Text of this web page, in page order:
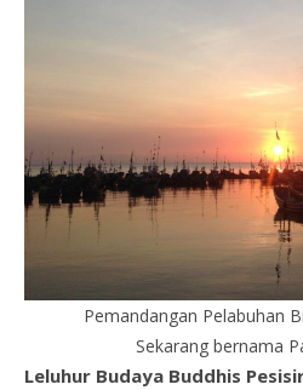
Pemandangan Pelabuhan
Sekarang bernama
Leluhur Budaya Buddhis